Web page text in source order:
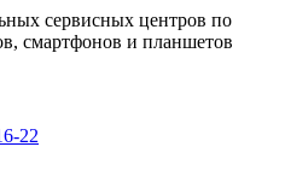
сервисных центров по
смартфонов и планшетов
22